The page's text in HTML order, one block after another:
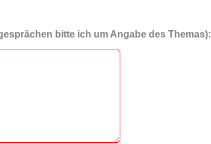
bitte ich um Angabe des Themas):